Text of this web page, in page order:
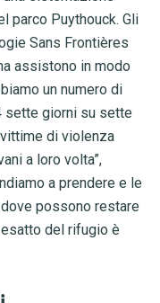
parco Puythouck. Gli
Sans Frontières
assistono in modo
un numero di
sette giorni su sette
di violenza
a loro volta”,
a prendere e le
possono restare
del rifugio è